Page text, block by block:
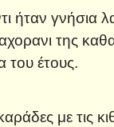
ήταν γνήσια
της
του έτους.
με τις